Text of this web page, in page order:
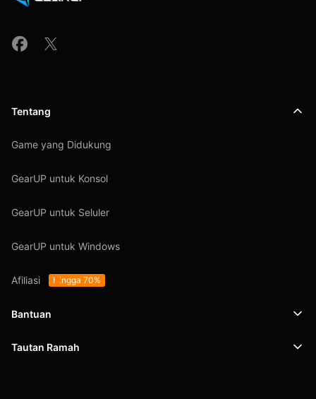
Tentang
Game yang Didukung
GearUP untuk Konsol
GearUP untuk Seluler
GearUP untuk Windows
Afiliasi Hingga 70%
Bantuan
Dukungan
Tautan Ramah